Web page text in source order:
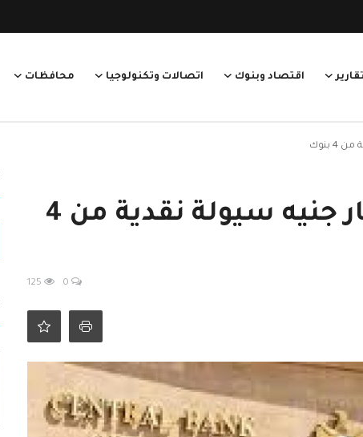
اقتصاد وبنوك اتصالات وتكنولوجيا محافظات
المركزي يسحب 45.5 مليار جنيه سيولة نقدية من 4
0
125